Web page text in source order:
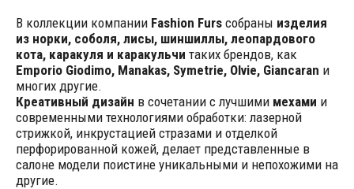
В коллекции компании Fashion Fursсобраны изделия
из норки, соболя, лисы, шиншиллы, леопардового
кота, каракуля и каракульчи таких брендов, как
Emporio Giodimo, Manakаs, Symetrie, Olvie, Giancaran и
многих другие.
Креативный дизайн в сочетании c лучшими мехами и
современными технологиями обработки: лазерной
стрижкой, инкрустацией стразами и отделкой
перфорированной кожей, делает представленные в
салоне модели поистине уникальными и непохожими на
другие.